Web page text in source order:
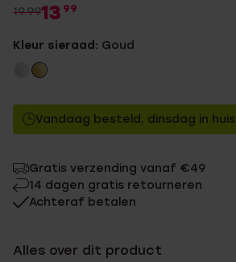
19.9913 99
Kleur sieraad: Goud
Vandaag besteld, dinsdag in huis
Gratis verzending vanaf €49
14 dagen gratis retourneren
Achteraf betalen
Alles over dit product